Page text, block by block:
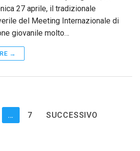
27 aprile, il tradizionale
del Meeting Internazionale di
giovanile molto…
→
… 7 SUCCESSIVO